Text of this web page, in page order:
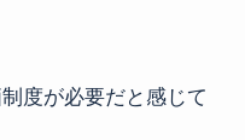
度が必要だと感じて